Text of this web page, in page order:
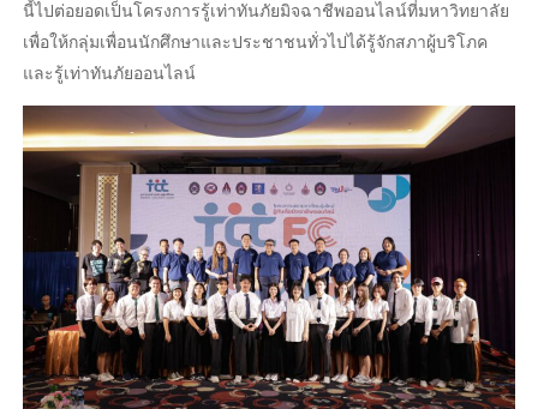
นี้ไปต่อยอดเป็นโครงการรู้เท่าทันภัยมิจฉาชีพออนไลน์ที่มหาวิทยาลัย
เพื่อให้กลุ่มเพื่อนนักศึกษาและประชาชนทั่วไปได้รู้จักสภาผู้บริโภค
และรู้เท่าทันภัยออนไลน์